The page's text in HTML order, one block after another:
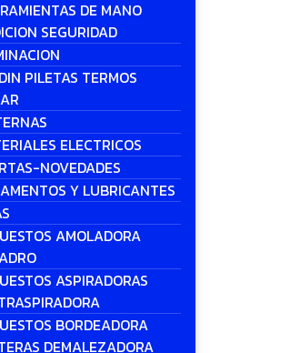
DE MANO
SEGURIDAD
PILETAS TERMOS
ELECTRICOS
NOVEDADES
Y LUBRICANTES
AMOLADORA
ASPIRADORAS
BORDEADORA
DEMALEZADORA